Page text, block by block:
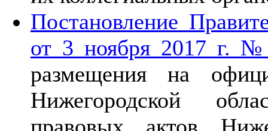
Постановление
от 3 ноября 2017 г.
размещения на
Нижегородской